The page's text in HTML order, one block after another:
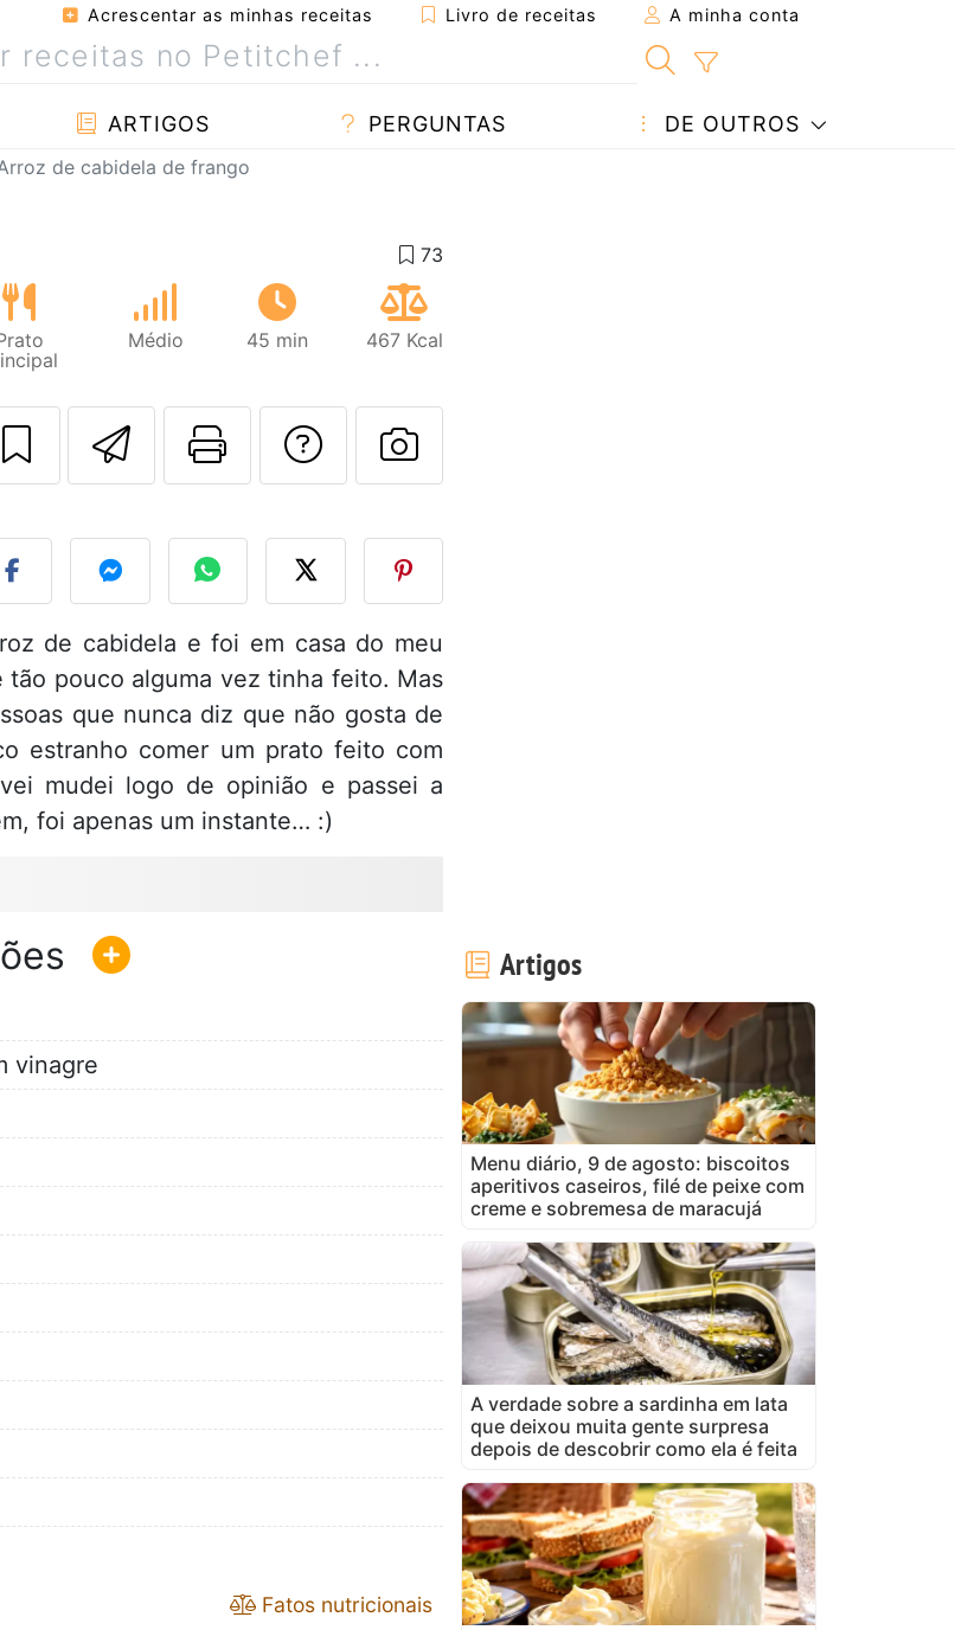
Acrescentar as minhas receitas Livro de receitas A minha conta
ARTIGOS PERGUNTAS DE OUTROS
de cabidela de frango
Médio 45 min 467 Kcal
Enviar esta receita a um amigo
Imprima esta página
Falar com o autor da receita
Fez esta receita? Compartilhe
de cabidela e foi em casa do meu
pouco alguma vez tinha feito. Mas
que nunca diz que não gosta de
estranho comer um prato feito com
mudei logo de opinião e passei a
foi apenas um instante… :)
vinagre
Fatos nutricionais
Artigos
Menu diário, 9 de agosto: biscoitos
aperitivos caseiros, filé de peixe com
creme e sobremesa de maracujá
A verdade sobre a sardinha em lata
que deixou muita gente surpresa
depois de descobrir como ela é feita